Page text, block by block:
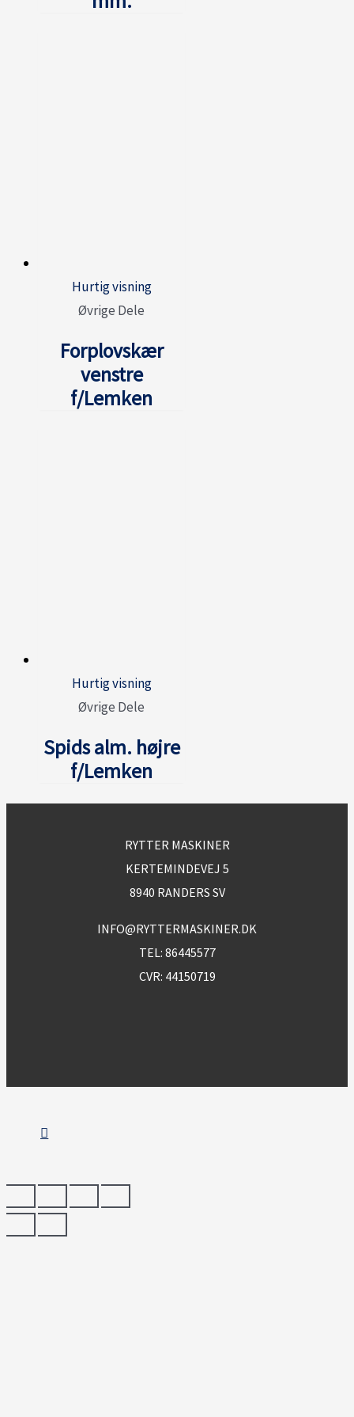
Hurtig visning
Øvrige Dele
Forplovskær
venstre
f/Lemken
Hurtig visning
Øvrige Dele
Spids alm. højre
f/Lemken
RYTTER MASKINER
KERTEMINDEVEJ 5
8940 RANDERS SV
INFO@RYTTERMASKINER.DK
TEL: 86445577
CVR: 44150719